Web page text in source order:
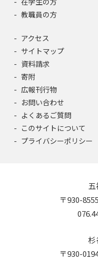
教職員の方
アクセス
サイトマップ
資料請求
寄附
広報刊行物
お問い合わせ
よくあるご質問
このサイトについて
プライバシーポリシー
〒930-
杉
〒930-